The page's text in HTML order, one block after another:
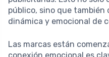
público, sino que
dinámica y emocional de
Las marcas están